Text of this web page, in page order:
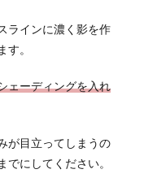
ラインに濃く影を作
。
ェーディングを入れ
が目立ってしまうの
にしてください。